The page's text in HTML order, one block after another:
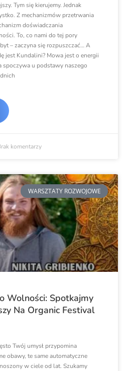
Tym się kierujemy. Jednak
Z mechanizmów przetrwania
doświadczania
To, co nami do tej pory
– zaczyna się rozpuszczać… A
jest Kundalini? Mowa jest o energii
spoczywa u podstawy naszego
komentarzy
WARSZTATY ROZWOJOWE
Wolności: Spotkajmy
Na Organic Festival
Twój umysł przypomina
obawy, te same automatyczne
w ciele od lat. Szukamy